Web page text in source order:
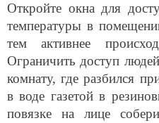
Откройте окна для
температуры в
тем активнее
Ограничить доступ
комнату, где разбился
в воде газетой в
повязке на лице